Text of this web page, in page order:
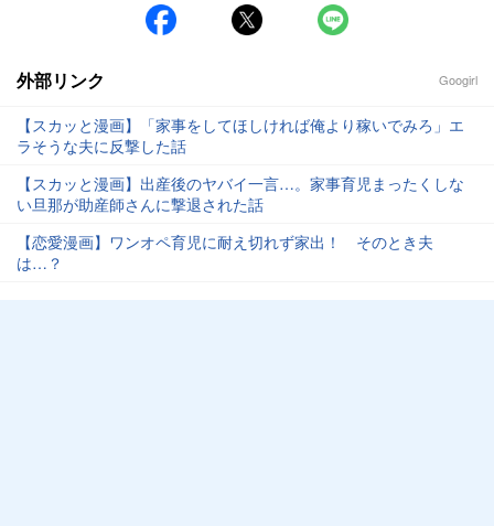
外部リンク Googirl
【スカッと漫画】「家事をしてほしければ俺より稼いでみろ」エ
ラそうな夫に反撃した話
【スカッと漫画】出産後のヤバイ一言…。家事育児まったくしな
い旦那が助産師さんに撃退された話
【恋愛漫画】ワンオペ育児に耐え切れず家出！ そのとき夫
は…？